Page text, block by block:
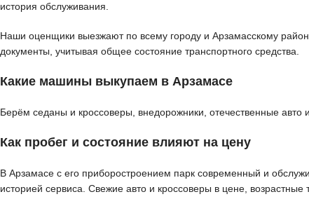
история обслуживания.
Наши оценщики выезжают по всему городу и Арзамасскому
документы, учитывая общее состояние транспортного средства.
Какие машины выкупаем в Арзамасе
Берём седаны и кроссоверы, внедорожники, отечественные
Как пробег и состояние влияют на цену
В Арзамасе с его приборостроением парк современный и
историей сервиса. Свежие авто и кроссоверы в цене, возрастные